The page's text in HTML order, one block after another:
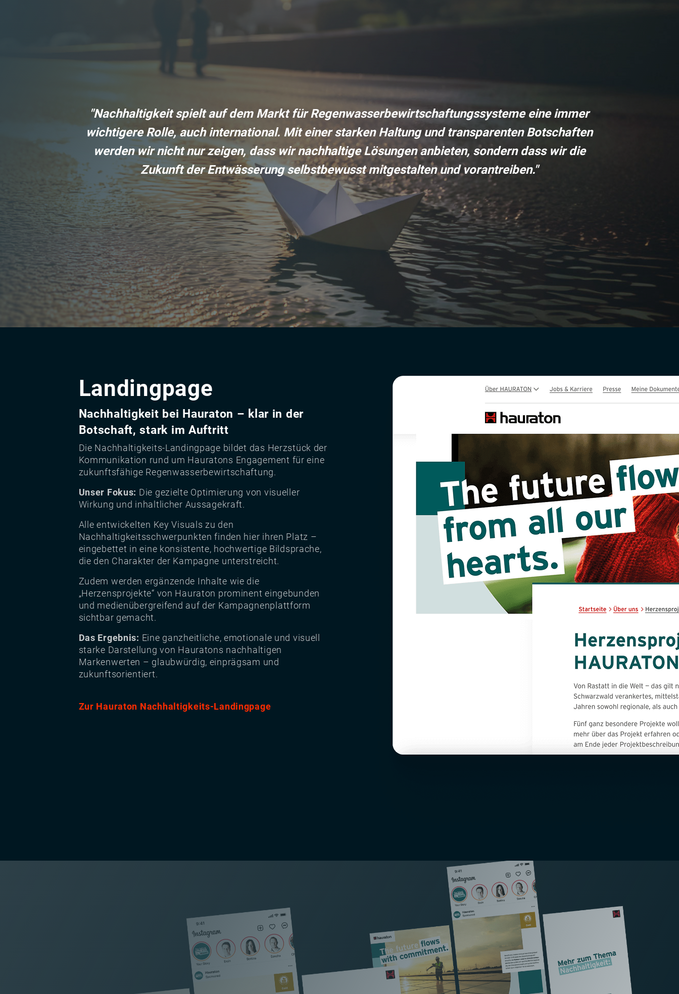
"Nachhaltigkeit spielt auf dem Markt für Regenwasserbewirtschaftungssysteme eine immer
wichtigere Rolle, auch international. Mit einer starken Haltung und transparenten Botschaften
werden wir nicht nur zeigen, dass wir nachhaltige Lösungen anbieten, sondern dass wir die
Zukunft der Entwässerung selbstbewusst mitgestalten und vorantreiben."
Landingpage
Nachhaltigkeit bei Hauraton – klar in der
Botschaft, stark im Auftritt
Die Nachhaltigkeits-Landingpage bildet das Herzstück der
Kommunikation rund um Hauratons Engagement für eine
zukunftsfähige Regenwasserbewirtschaftung.
Unser Fokus: Die gezielte Optimierung von visueller
Wirkung und inhaltlicher Aussagekraft.
Alle entwickelten Key Visuals zu den
Nachhaltigkeitsschwerpunkten finden hier ihren Platz –
eingebettet in eine konsistente, hochwertige Bildsprache,
die den Charakter der Kampagne unterstreicht.
Zudem werden ergänzende Inhalte wie die
„Herzensprojekte“ von Hauraton prominent eingebunden
und medienübergreifend auf der Kampagnenplattform
sichtbar gemacht.
Das Ergebnis: Eine ganzheitliche, emotionale und visuell
starke Darstellung von Hauratons nachhaltigen
Markenwerten – glaubwürdig, einprägsam und
zukunftsorientiert.
Zur Hauraton Nachhaltigkeits-Landingpage